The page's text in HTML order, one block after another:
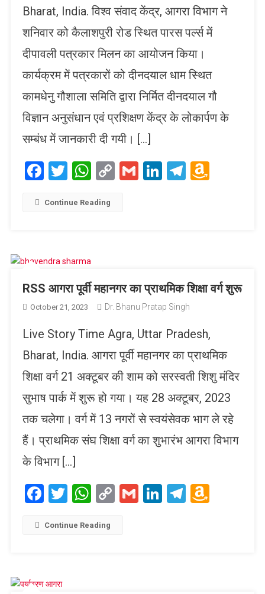
Bharat, India. विश्व संवाद केंद्र, आगरा विभाग ने
शनिवार को कैलाशपुरी रोड स्थित पारस पर्ल्स में
दीपावली पत्रकार मिलन का आयोजन किया।
कार्यक्रम में पत्रकारों को दीनदयाल धाम स्थित
कामधेनु गौशाला समिति द्वारा निर्मित दीनदयाल गौ
विज्ञान अनुसंधान एवं प्रशिक्षण केंद्र के लोकार्पण के
सम्बंध में जानकारी दी गयी। […]
Facebook
Twitter
WhatsApp
CopyGmailLinkedIn
Telegram
Continue Reading
RSS आगरा पूर्वी महानगर का प्राथमिक शिक्षा वर्ग शुरू
October 21, 2023 Dr. Bhanu Pratap Singh
Live Story Time Agra, Uttar Pradesh,
Bharat, India. आगरा पूर्वी महानगर का प्राथमिक
शिक्षा वर्ग 21 अक्टूबर की शाम को सरस्वती शिशु मंदिर
सुभाष पार्क में शुरू हो गया। यह 28 अक्टूबर, 2023
तक चलेगा। वर्ग में 13 नगरों से स्वयंसेवक भाग ले रहे
हैं। प्राथमिक संघ शिक्षा वर्ग का शुभारंभ आगरा विभाग
के विभाग […]
Facebook
Twitter
WhatsApp
CopyGmailLinkedIn
Telegram
Continue Reading